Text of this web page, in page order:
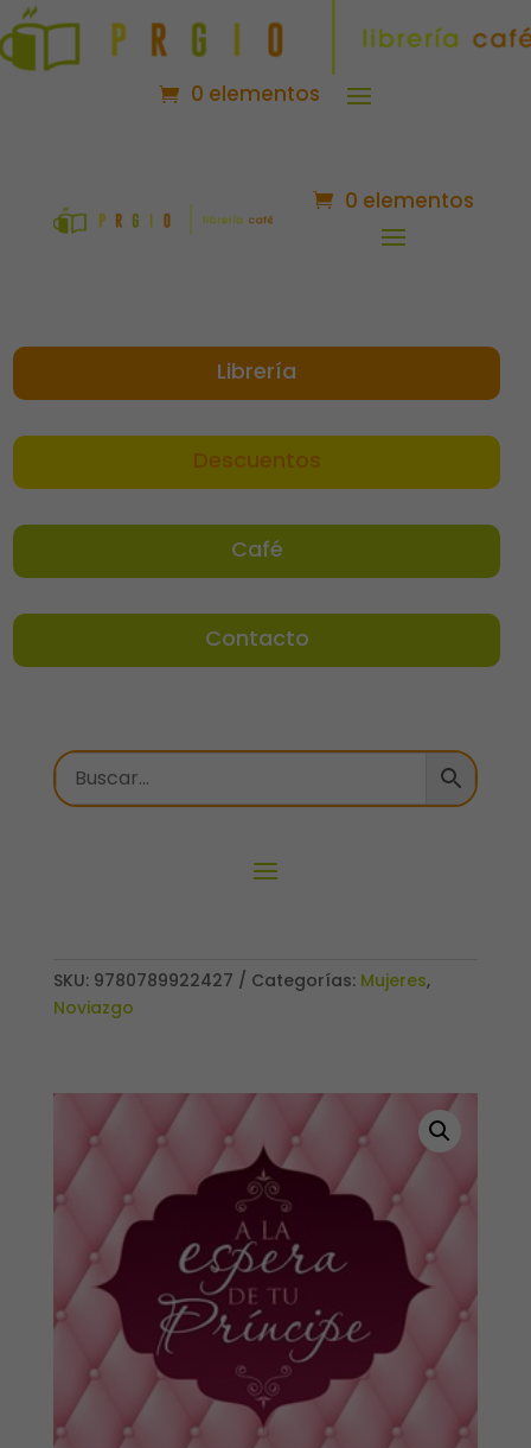
0 elementos
0 elementos
Librería
Descuentos
Café
Contacto
SKU: 9780789922427 Categorías: Mujeres,
Noviazgo